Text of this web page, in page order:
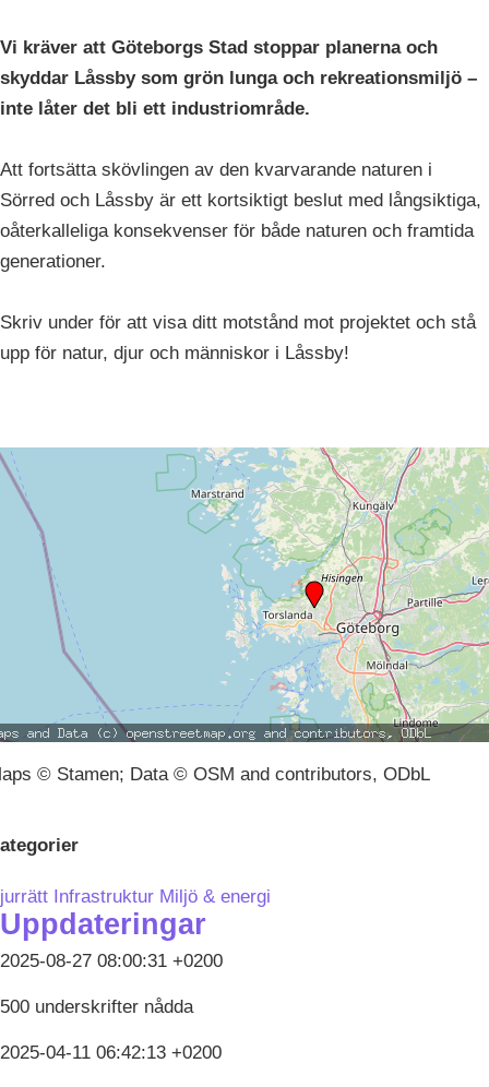
Vi kräver att Göteborgs Stad stoppar planerna och
skyddar Låssby som grön lunga och rekreationsmiljö –
inte låter det bli ett industriområde.
Att fortsätta skövlingen av den kvarvarande naturen i
Sörred och Låssby är ett kortsiktigt beslut med långsiktiga,
oåterkalleliga konsekvenser för både naturen och framtida
generationer.
Skriv under för att visa ditt motstånd mot projektet och stå
upp för natur, djur och människor i Låssby!
© Stamen; Data © OSM and contributors, ODbL
Infrastruktur Miljö & energi
Uppdateringar
2025-08-27 08:00:31 +0200
500 underskrifter nådda
2025-04-11 06:42:13 +0200